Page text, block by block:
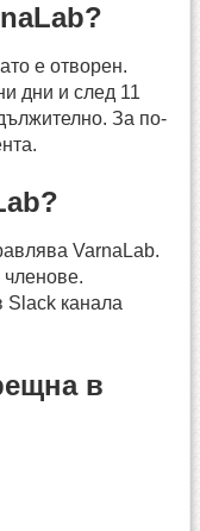
е отворен.
дни и след 11
За по-
VarnaLab.
членове.
Slack канала
в